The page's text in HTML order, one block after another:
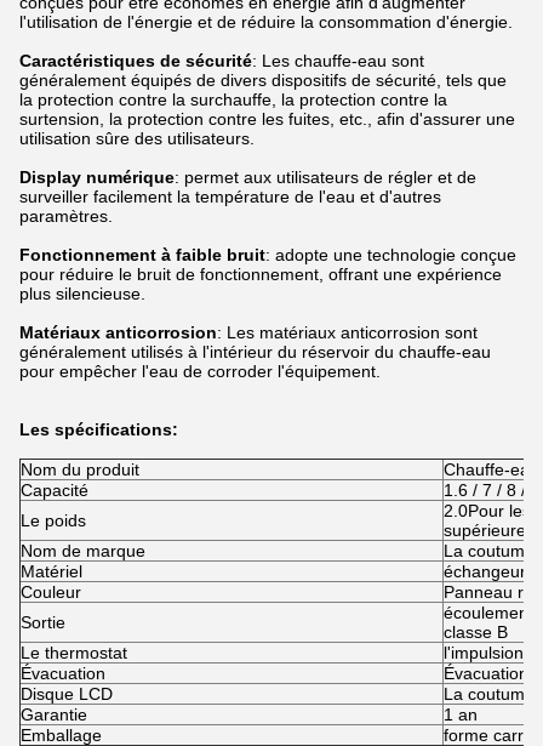
l'utilisation de l'énergie et de réduire la consommation d'énergie.
Caractéristiques de sécurité: Les chauffe-eau sont
généralement équipés de divers dispositifs de sécurité, tels que
la protection contre la surchauffe, la protection contre la
surtension, la protection contre les fuites, etc., afin d'assurer une
utilisation sûre des utilisateurs.
Display numérique: permet aux utilisateurs de régler et de
surveiller facilement la température de l'eau et d'autres
paramètres.
Fonctionnement à faible bruit: adopte une technologie conçue
pour réduire le bruit de fonctionnement, offrant une expérience
plus silencieuse.
Matériaux anticorrosion: Les matériaux anticorrosion sont
généralement utilisés à l'intérieur du réservoir du chauffe-eau
pour empêcher l'eau de corroder l'équipement.
Les spécifications:
Nom du produit
Chauffe-
Capacité
1.6 / 7 / 8 /
Le poids
2.0Pour les
supérieure
Nom de marque
La coutume
Matériel
échangeur
Couleur
Panneau
Sortie
écoulement
classe B
Le thermostat
l'impulsion
Évacuation
Évacuation
Disque LCD
La coutume
Garantie
1 an
Emballage
forme